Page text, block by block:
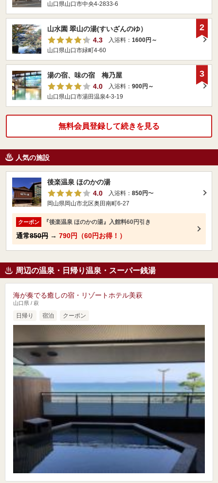
山口県山口市中央4-2833-6
山水園 翠山の湯(すいざんのゆ）
4.3
入浴料： 1600円～
山口県山口市緑町4-60
2
湯の宿、味の宿 梅乃屋
4.0
入浴料： 900円～
山口県山口市湯田温泉4-3-19
3
無料会員登録して続きを見る
人気の施設
後楽温泉 ほのかの湯
4.0
入浴料： 850円〜
岡山県岡山市北区奥田南町6-27
クーポン 『後楽温泉 ほのかの湯』入館料60円引き
通常850円 → 790円（60円お得！）
周辺の温泉・日帰り温泉・スーパー銭湯
海が奏でる癒しの宿・リゾートホテル美萩
山口県 / 萩
日帰り 宿泊 クーポン